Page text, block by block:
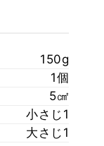
150g
1個
5㎠
小さじ1
大さじ1